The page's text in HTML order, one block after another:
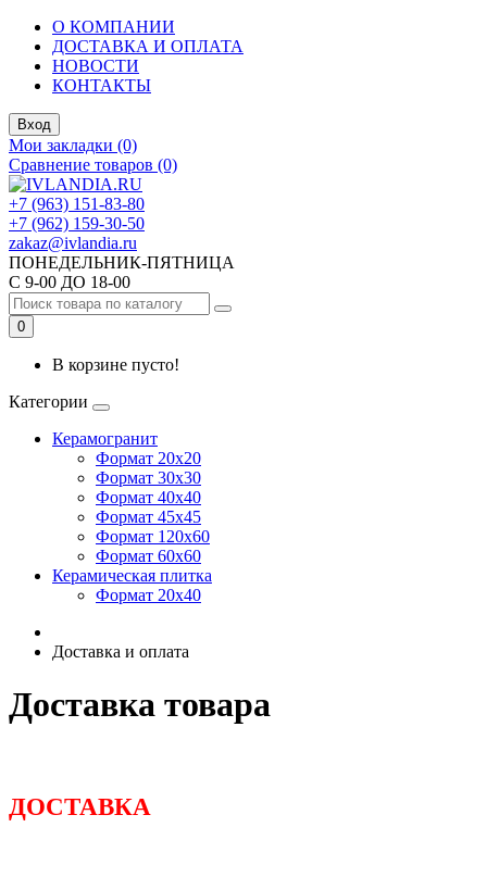
О КОМПАНИИ
ДОСТАВКА И ОПЛАТА
НОВОСТИ
КОНТАКТЫ
Вход
Мои закладки (0)
Сравнение товаров (0)
+7 (963) 151-83-80
+7 (962) 159-30-50
zakaz@ivlandia.ru
ПОНЕДЕЛЬНИК-ПЯТНИЦА
С 9-00 ДО 18-00
0
В корзине пусто!
Категории
Керамогранит
Формат 20х20
Формат 30х30
Формат 40х40
Формат 45х45
Формат 120х60
Формат 60х60
Керамическая плитка
Формат 20х40
Доставка и оплата
Доставка товара
ДОСТАВКА